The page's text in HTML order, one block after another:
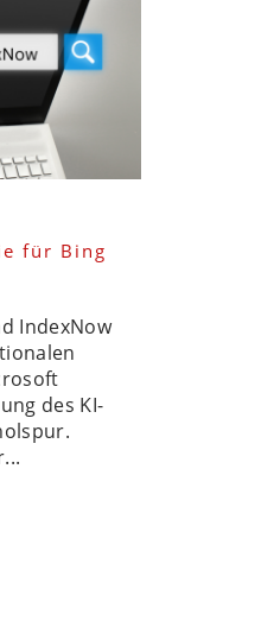
für Bing
IndexNow
des KI-